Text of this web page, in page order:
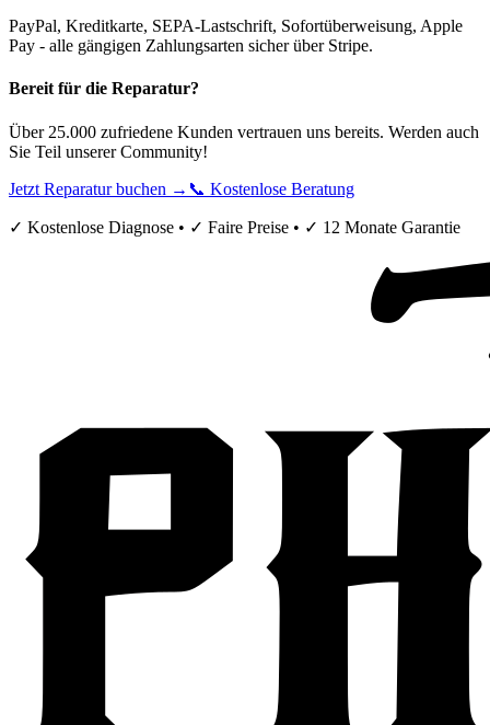
PayPal, Kreditkarte, SEPA-Lastschrift, Sofortüberweisung, Apple
Pay - alle gängigen Zahlungsarten sicher über Stripe.
Bereit für die Reparatur?
Über 25.000 zufriedene Kunden vertrauen uns bereits. Werden auch
Sie Teil unserer Community!
Jetzt Reparatur buchen → 📞 Kostenlose Beratung
✓ Kostenlose Diagnose • ✓ Faire Preise • ✓ 12 Monate Garantie